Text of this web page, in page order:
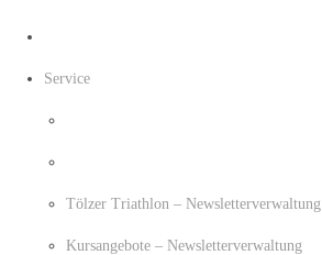
Service
Tölzer Triathlon – Newsletterverwaltung
Kursangebote – Newsletterverwaltung